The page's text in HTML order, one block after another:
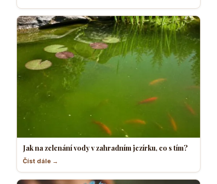
Jak na zelenání vody v zahradním jezírku, co s tím?
Číst dále →